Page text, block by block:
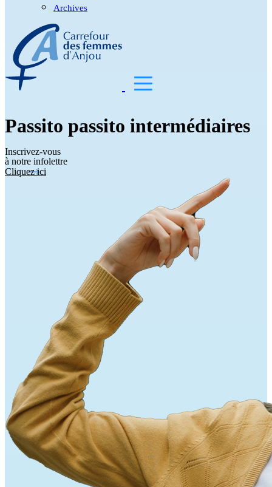
Archives
Passito passito intermédiaires
Inscrivez-vous
à notre infolettre
Cliquez ici